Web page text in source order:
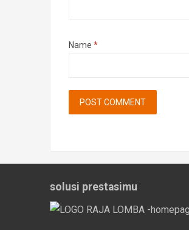
Name *
solusi prestasimu